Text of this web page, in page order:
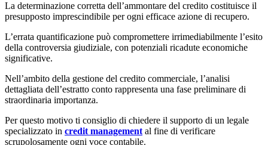
La determinazione corretta dell’ammontare del credito costituisce il
presupposto imprescindibile per ogni efficace azione di recupero.
L’errata quantificazione può compromettere irrimediabilmente l’esito
della controversia giudiziale, con potenziali ricadute economiche
significative.
Nell’ambito della gestione del credito commerciale, l’analisi
dettagliata dell’estratto conto rappresenta una fase preliminare di
straordinaria importanza.
Per questo motivo ti consiglio di chiedere il supporto di un legale
specializzato in credit management al fine di verificare
scrupolosamente ogni voce contabile.